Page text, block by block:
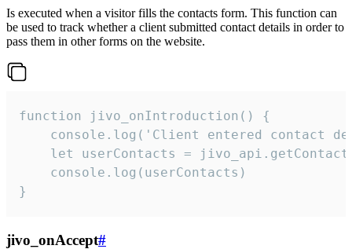
Is executed when a visitor fills the contacts form. This function can
be used to track whether a client submitted contact details in order to
pass them in other forms on the website.
function jivo_onIntroduction() {
console.log('Client entered contact
let userContacts =
    console.log(userContacts)
}
jivo_onAccept#